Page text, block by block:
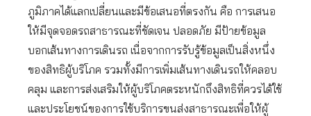
ภูมิภาคได้แลกเปลี่ยนและมีข้อเสนอที่ตรงกัน คือ การเสนอ
ให้มีจุดจอดรถสาธารณะที่ชัดเจน ปลอดภัย มีป้ายข้อมูล
บอกเส้นทางการเดินรถ เนื่อจากการรับรู้ข้อมูลเป็นสิ่งหนึ่ง
ของสิทธิผู้บริโภค รวมทั้งมีการเพิ่มเส้นทางเดินรถให้คลอบ
คลุม และการส่งเสริมให้ผู้บริโภคตระหนักถึงสิทธิที่ควรได้ใช้
และประโยชน์ของการใช้บริการขนส่งสาธารณะเพื่อให้ผู้